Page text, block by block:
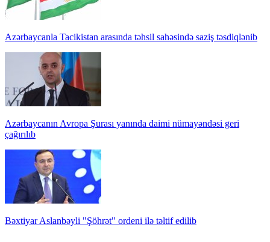
Azərbaycanla Tacikistan arasında təhsil sahəsində saziş təsdiqlənib
Azərbaycanın Avropa Şurası yanında daimi nümayəndəsi geri
çağırılıb
Bəxtiyar Aslanbəyli "Şöhrət" ordeni ilə təltif edilib